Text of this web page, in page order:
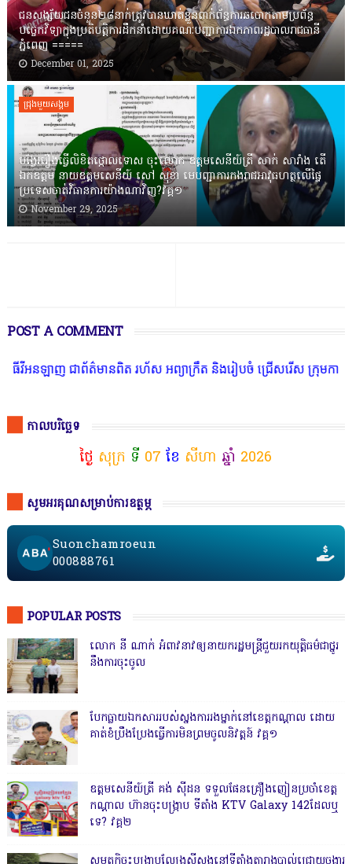
ជនសង្ស័យជនចំនួន២៨នាក់ត្រូវបានឃាត់ខ្លួនពាក់ព័ន្ធការឆបោកតាមប្រព័ន្ធ
បច្ចេកវិទ្យាក្នុងប្រតិបត្តិការដឹកនាំដោយគណៈបញ្ជាការឯកភាពរដ្ឋបាលរាជធានី
ភ្នំពេញ ‎=====
December 01, 2025
ជ្រុងមួយសង្គម
បង្វែររឿងធ្វើលិខិតថ្កោលទោស ចុះលោក ឧត្តមសេនីយ៍ត្រី សាក់ សារាំង តើ
ឯកឧត្តម នាយឧត្តមសេនីយ៍ សៅ សុខា មេបញ្ជាការកងរាជអាវុធហត្ថលើផ្ទៃ
ប្រទេសចាត់វិធានការយ៉ាងណាវិញ?វគ្គ១
November 29, 2025
POST A COMMENT
ាព័ត៌មានពិត រហ័ស អព្យាក្រឹត និងរៀបចំ ជ្រើសរើស ក្រុមការងារ នៅតា
កាលបរិច្ឆេទ
ថ្ងៃ សុក្រ ទី 07 ខែ សីហា ឆ្នាំ 2026
សូមអរគុណសម្រាប់ការឧត្ថម្ភ
Suonchamroeun
000888761
POPULAR POSTS
លោក នី ណាក់ អំពាវនាវឲ្យនាយករដ្ឋមន្ត្រីជួយរកយុត្តិធម៌ជាថ្នូរ
នឹងការចុះចូល
បែកធ្លាយឯកសាររបស់ស្នងការរងម្នាក់នៅខេត្តកណ្ដាល ដោយ
គាត់ខំប្រឹងប្រែងធ្វើការមិនព្រមចូលនិវត្តន៍ វគ្គ១
ឧត្តមសេនីយ៍ត្រី គង់ ស៊ីដន ទទួលផែនគ្រឿងញៀនប្រចាំខេត្ត
កណ្តាល ហ៊ានចុះបង្ក្រាប ទីតាំង KTV Galaxy 142ដែលឬ
ទេ? វគ្គ២